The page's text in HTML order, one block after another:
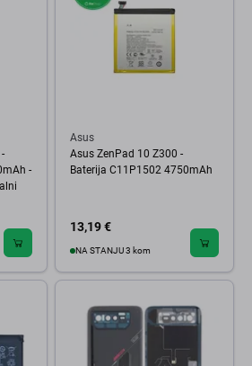
-
Asus
Asus ZenPad 10 Z300 -
Baterija C11P1502 4750mAh
13,19 €
NA STANJU 3 kom